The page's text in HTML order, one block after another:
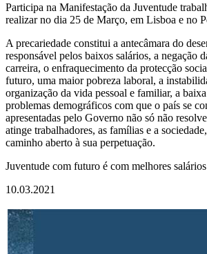
Participa na Manifestação da Juventude
realizar no dia 25 de Março, em Lisboa e no
A precariedade constitui a antecâmara do
responsável pelos baixos salários, a negação
carreira, o enfraquecimento da protecção
futuro, uma maior pobreza laboral, a
organização da vida pessoal e familiar, a
problemas demográficos com que o país se
apresentadas pelo Governo não só não
atinge trabalhadores, as famílias e a
caminho aberto à sua perpetuação.
Juventude com futuro é com melhores
10.03.2021